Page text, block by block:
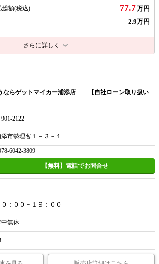
総額(税込) 77.7万円
2.9万円
さらに詳しく
ならゲットマイカー浦添店 【自社ローン取り扱い
2122
市勢理客１－３－１
6042-3809
【無料】電話でお問合せ
０：００－１９：００
無休